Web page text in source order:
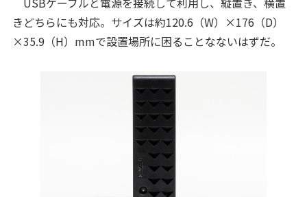
きどちらにも対応。サイズは約120.6（W）×176（D）
×35.9（H）mmで設置場所に困ることなないはずだ。